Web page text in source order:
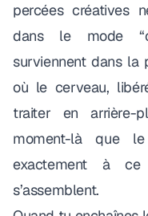
percées créatives
dans le mode
surviennent dans la
où le cerveau,
traiter en arrière-
moment-là que
exactement à
s’assemblent.